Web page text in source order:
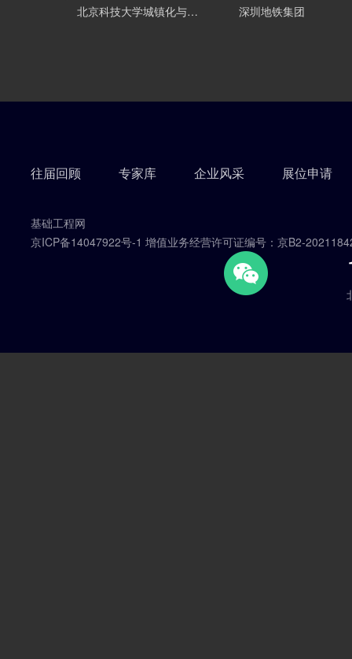
北京科技大学城镇化与城市安全研究院
深圳地铁集团
往届回顾 专家库 企业风采 展位申请
基础工程网
京ICP备14047922号-1 增值业务经营许可证编号：京B2-